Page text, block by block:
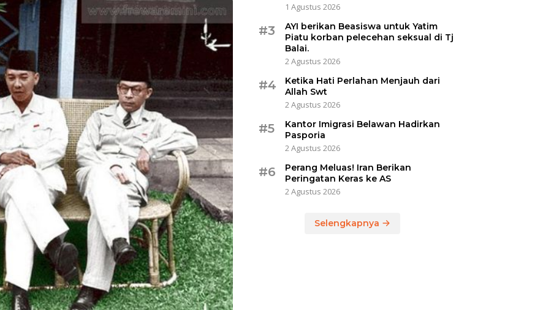
1 Agustus 2026
#3
AYI berikan Beasiswa untuk Yatim
Piatu korban pelecehan seksual di Tj
Balai.
2 Agustus 2026
#4
Ketika Hati Perlahan Menjauh dari
Allah Swt
2 Agustus 2026
#5
Kantor Imigrasi Belawan Hadirkan
Pasporia
2 Agustus 2026
#6
Perang Meluas! Iran Berikan
Peringatan Keras ke AS
2 Agustus 2026
Selengkapnya